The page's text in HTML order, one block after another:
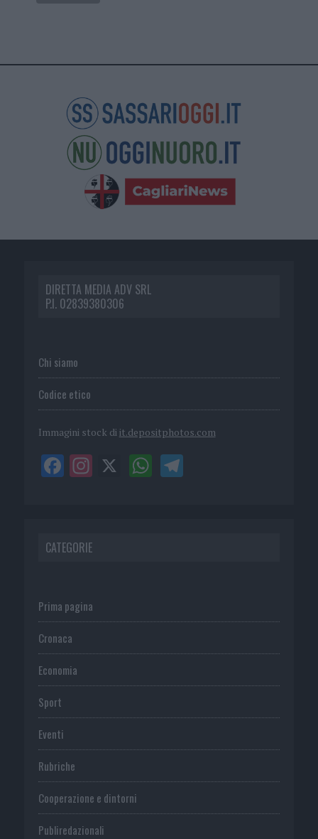
DIRETTA MEDIA ADV SRL
P.I. 02839380306
Chi siamo
Codice etico
Immagini stock di it.depositphotos.com
CATEGORIE
Prima pagina
Cronaca
Economia
Sport
Eventi
Rubriche
Cooperazione e dintorni
Publiredazionali